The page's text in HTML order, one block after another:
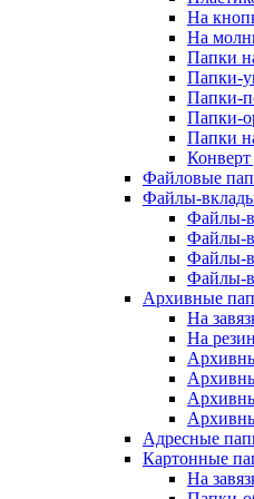
На
На
Папки
Папки-
Папки-
Папки-
Папки
Файловые
Файлы-
Файлы-
Файлы-
Файлы-
Файлы-
Архивные
На
На
Адресные
Картонные
На